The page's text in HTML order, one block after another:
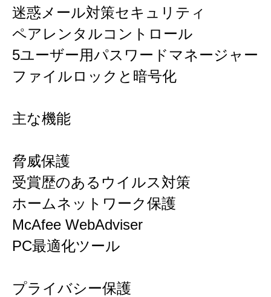
迷惑メール対策セキュリティ
ペアレンタルコントロール
5ユーザー用パスワードマネージャー
ファイルロックと暗号化
主な機能
脅威保護
受賞歴のあるウイルス対策
ホームネットワーク保護
McAfee WebAdviser
PC最適化ツール
プライバシー保護